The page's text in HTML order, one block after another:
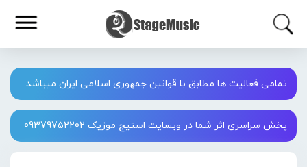
تمامی فعالیت ها مطابق با قوانین جمهوری اسلامی ایران میباشد
پخش سراسری اثر شما در وبسایت استیج موزیک 09379752202